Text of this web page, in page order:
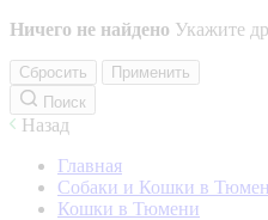
Ничего не найдено Укажите
Сбросить
Применить
Поиск
Назад
Главная
Собаки и Кошки в
Кошки в Тюмени